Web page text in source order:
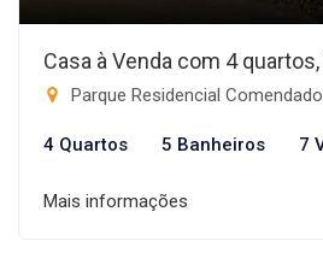
Casa à Venda com 4
Parque Residencial Comendador Mancor
4 Quartos 5 Banheiros 7
Mais informações